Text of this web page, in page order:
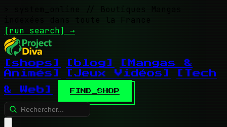
// Boutiques Mangas
indexées dans toute la France
[run search] →
[shops] [blog]
[Mangas &
Animés]
[Jeux Vidéos]
[Tech
& Web]
FIND_SHOP